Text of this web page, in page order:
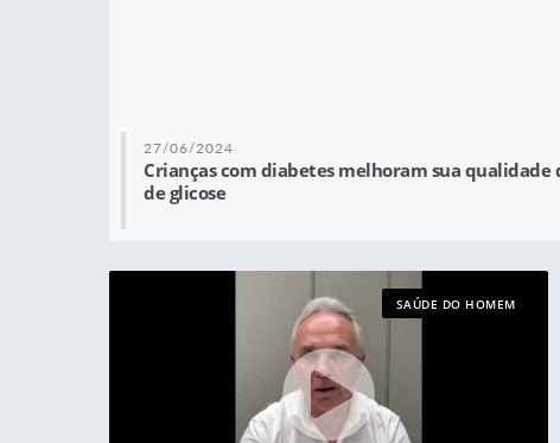
27/06/2024
Crianças com diabetes melhoram sua qualidade
de glicose
SAÚDE DO HOMEM